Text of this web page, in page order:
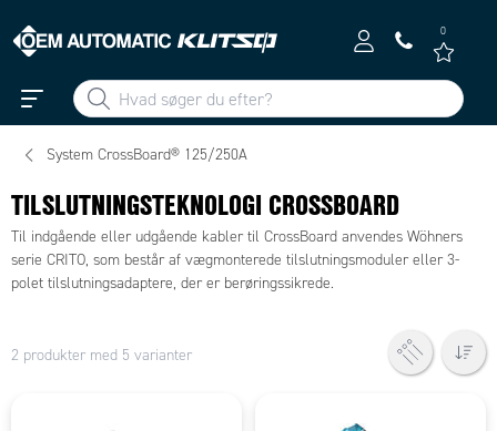
0
System CrossBoard® 125/250A
TILSLUTNINGSTEKNOLOGI CROSSBOARD
Til indgående eller udgående kabler til CrossBoard anvendes Wöhners
serie CRITO, som består af vægmonterede tilslutningsmoduler eller 3-
polet tilslutningsadaptere, der er berøringssikrede.
2 produkter med 5 varianter